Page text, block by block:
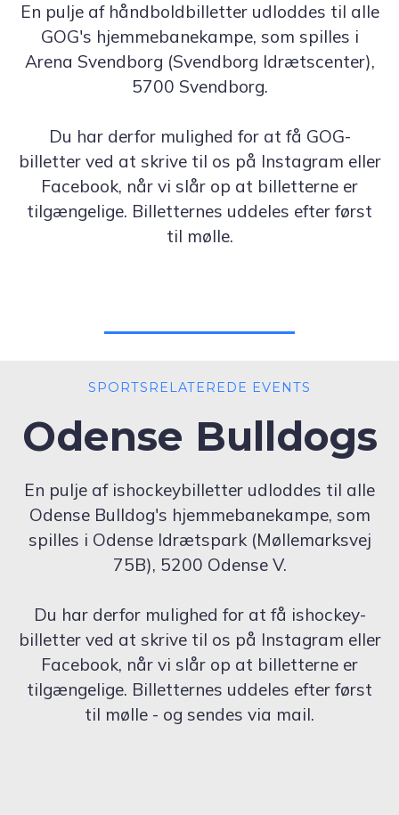
En pulje af håndboldbilletter udloddes til alle
GOG's hjemmebanekampe, som spilles i
Arena Svendborg (Svendborg Idrætscenter),
5700 Svendborg.
Du har derfor mulighed for at få GOG-
billetter ved at skrive til os på Instagram eller
Facebook, når vi slår op at billetterne er
tilgængelige. Billetternes uddeles efter først
til mølle.
SPORTSRELATEREDE EVENTS
Odense Bulldogs
En pulje af ishockeybilletter udloddes til alle
Odense Bulldog's hjemmebanekampe, som
spilles i Odense Idrætspark (Møllemarksvej
75B), 5200 Odense V.
Du har derfor mulighed for at få ishockey-
billetter ved at skrive til os på Instagram eller
Facebook, når vi slår op at billetterne er
tilgængelige. Billetternes uddeles efter først
til mølle - og sendes via mail.